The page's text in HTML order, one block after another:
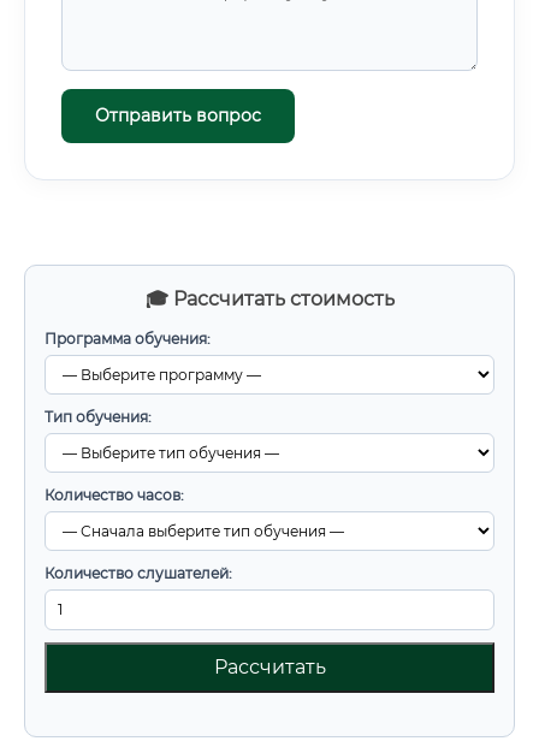
🎓 Рассчитать стоимость
Программа обучения:
Тип обучения:
Количество часов:
Количество слушателей:
Рассчитать
Отправить вопрос